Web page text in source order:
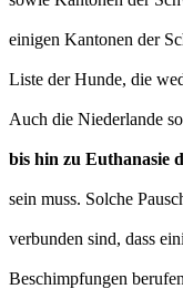
einigen Kantonen der
Liste der Hunde, die
Auch die Niederlande
bis hin zu Euthanasie
sein muss. Solche
verbunden sind, dass
Beschimpfungen